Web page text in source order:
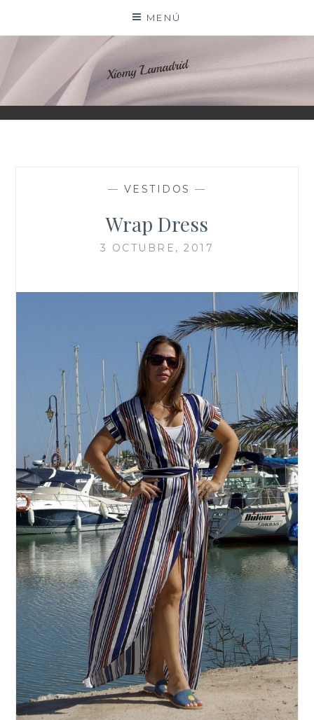
contenido
MENÚ
XIOMY LAMADRID
— VESTIDOS —
Wrap Dress
3 OCTUBRE, 2017